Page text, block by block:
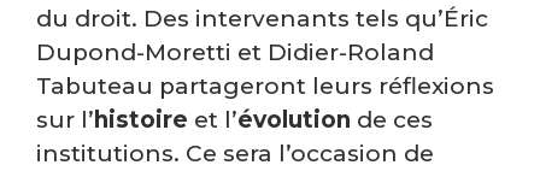
du droit. Des intervenants tels qu’Éric
Dupond-Moretti et Didier-Roland
Tabuteau partageront leurs réflexions
sur l’ histoire et l’évolution de ces
institutions. Ce sera l’occasion de